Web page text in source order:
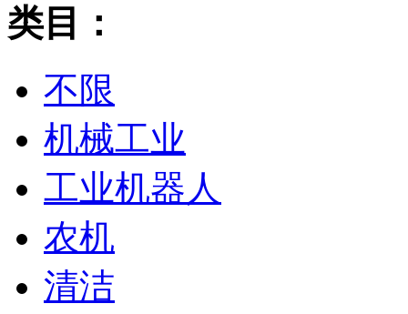
类目：
不限
机械工业
工业机器人
农机
清洁